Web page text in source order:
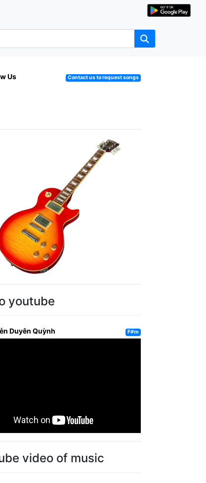
Us Contact us to request songs
youtube
Duyên Quỳnh F#m
video of music